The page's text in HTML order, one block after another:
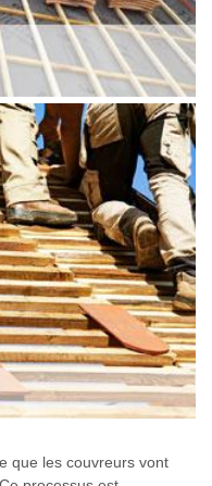
que les couvreurs vont